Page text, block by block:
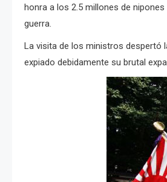
honra a los 2.5 millones de
guerra.
La visita de los ministros despertó
expiado debidamente su brutal